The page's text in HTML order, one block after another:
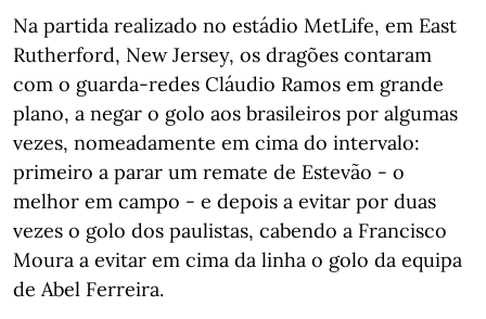
Na partida realizado no estádio MetLife, em East
Rutherford, New Jersey, os dragões contaram
com o guarda-redes Cláudio Ramos em grande
plano, a negar o golo aos brasileiros por algumas
vezes, nomeadamente em cima do intervalo:
primeiro a parar um remate de Estevão - o
melhor em campo - e depois a evitar por duas
vezes o golo dos paulistas, cabendo a Francisco
Moura a evitar em cima da linha o golo da equipa
de Abel Ferreira.